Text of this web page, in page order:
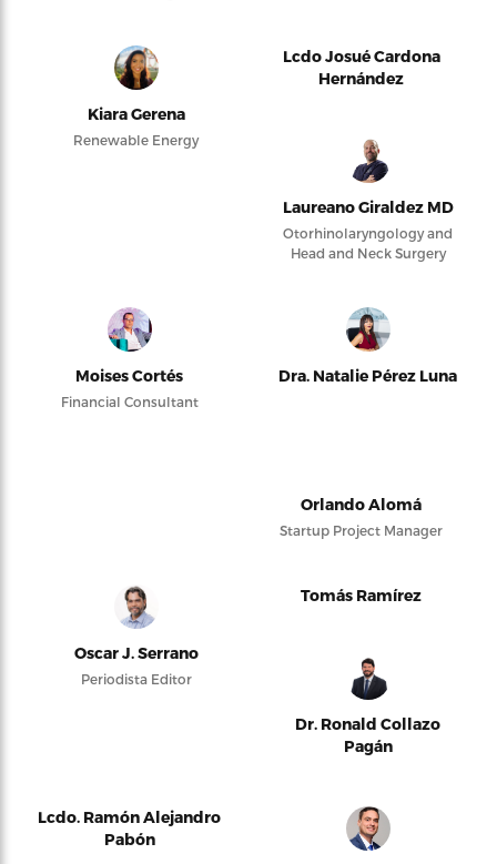
Kiara Gerena
Renewable Energy
Lcdo Josué Cardona
Hernández
Laureano Giraldez MD
Otorhinolaryngology and
Head and Neck Surgery
Moises Cortés
Financial Consultant
Dra. Natalie Pérez Luna
Orlando Alomá
Startup Project Manager
Oscar J. Serrano
Periodista Editor
Tomás Ramírez
Dr. Ronald Collazo
Pagán
Lcdo. Ramón Alejandro
Pabón